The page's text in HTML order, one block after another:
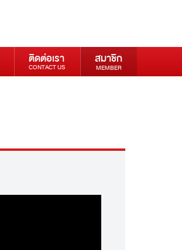
ติดต่อเรา
CONTACT US
สมาชิก
MEMBER